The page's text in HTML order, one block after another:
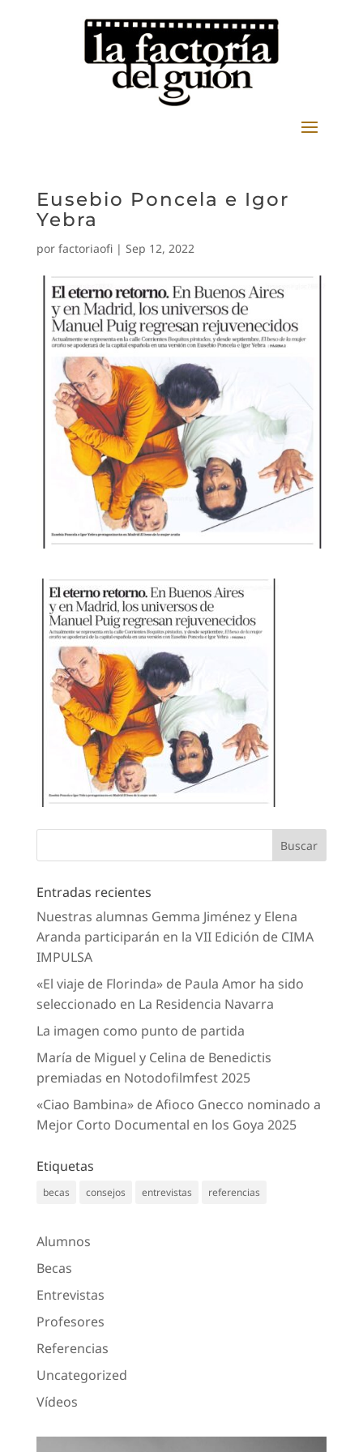
Eusebio Poncela e Igor
Yebra
por factoriaofi| Sep 12, 2022
Entradas recientes
Nuestras alumnas Gemma Jiménez y Elena
Aranda participarán en la VII Edición de CIMA
IMPULSA
«El viaje de Florinda» de Paula Amor ha sido
seleccionado en La Residencia Navarra
La imagen como punto de partida
María de Miguel y Celina de Benedictis
premiadas en Notodofilmfest 2025
«Ciao Bambina» de Afioco Gnecco nominado a
Mejor Corto Documental en los Goya 2025
Etiquetas
becas consejos entrevistas referencias
Alumnos
Becas
Entrevistas
Profesores
Referencias
Uncategorized
Vídeos